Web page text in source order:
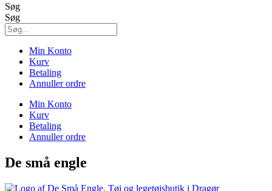
Søg
Søg
Min Konto
Kurv
Betaling
Annuller ordre
Min Konto
Kurv
Betaling
Annuller ordre
De små engle